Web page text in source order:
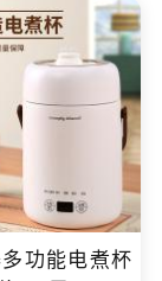
功能电煮杯